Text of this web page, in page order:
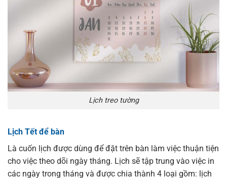
Lịch treo tường
Lịch Tết để bàn
Là cuốn lịch được dùng để đặt trên bàn làm việc thuận tiện
cho việc theo dõi ngày tháng. Lịch sẽ tập trung vào việc in
các ngày trong tháng và được chia thành 4 loại gồm: lịch